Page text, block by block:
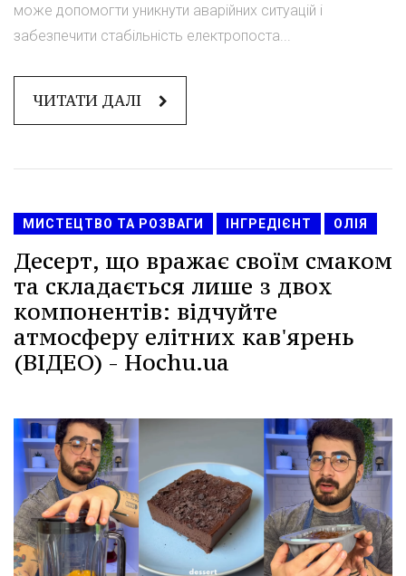
може допомогти уникнути аварійних ситуацій і
забезпечити стабільність електропоста...
ЧИТАТИ ДАЛІ
МИСТЕЦТВО ТА РОЗВАГИ ІНГРЕДІЄНТ ОЛІЯ
Десерт, що вражає своїм смаком
та складається лише з двох
компонентів: відчуйте
атмосферу елітних кав'ярень
(ВІДЕО) - Hochu.ua